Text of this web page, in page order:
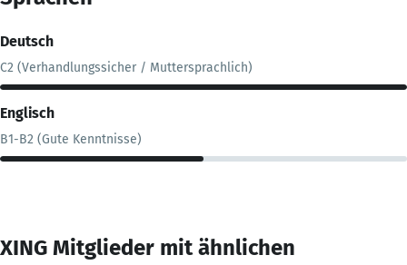
Deutsch
C2 (Verhandlungssicher / Muttersprachlich)
Englisch
B1-B2 (Gute Kenntnisse)
XING Mitglieder mit ähnlichen